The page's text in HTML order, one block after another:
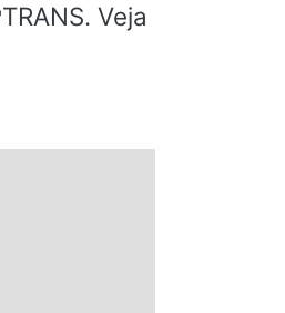
Veja